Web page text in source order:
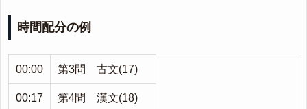
時間配分の例
00:00 第3問 古文(17)
00:17 第4問 漢文(18)